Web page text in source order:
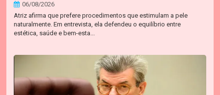
06/08/2026
Atriz afirma que prefere procedimentos que estimulam a pele
naturalmente. Em entrevista, ela defendeu o equilíbrio entre
estética, saúde e bem-esta...